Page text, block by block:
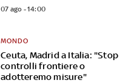
07 ago - 14:00
Ceuta, Madrid a Italia: "Stop
controlli frontiere o
adotteremo misure"
MONDO